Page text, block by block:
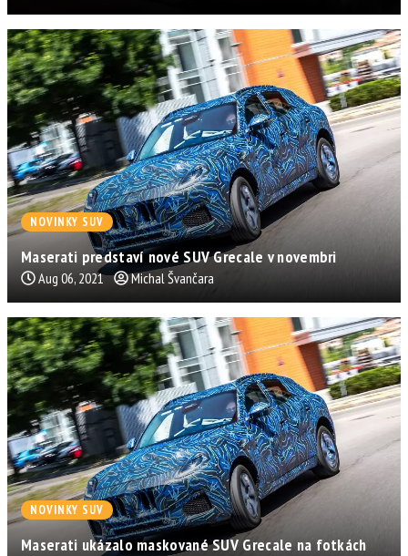
NOVINKY SUV
Maserati predstaví nové SUV Grecale v novembri
Aug 06, 2021 Michal Švančara
NOVINKY SUV
Maserati ukázalo maskované SUV Grecale na fotkách